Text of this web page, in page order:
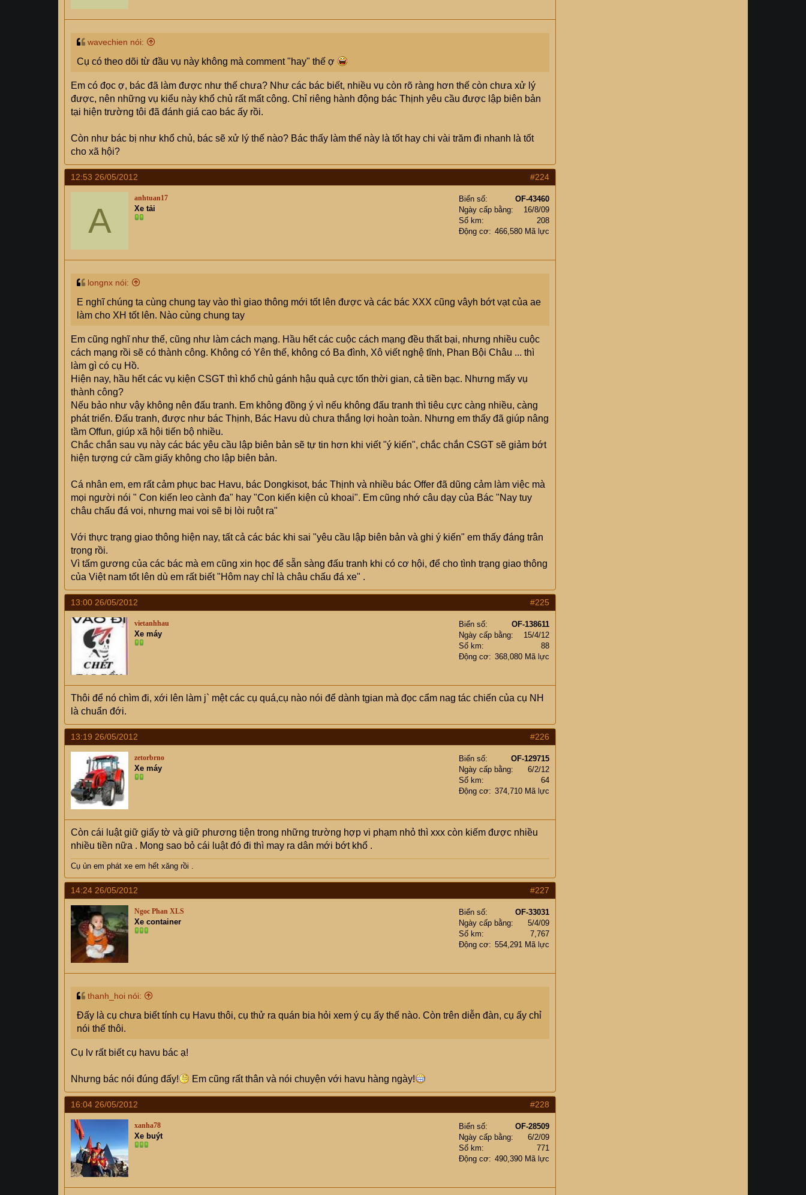
wavechien nói:
Cụ có theo dõi từ đầu vụ này không mà comment "hay" thế ợ
Em có đọc ợ, bác đã làm được như thế chưa? Như các bác biết, nhiều vụ còn rõ ràng hơn thế còn chưa xử lý
được, nên những vụ kiểu này khổ chủ rất mất công. Chỉ riêng hành động bác Thịnh yêu cầu được lập biên bản
tại hiện trường tôi đã đánh giá cao bác ấy rồi.
Còn như bác bị như khổ chủ, bác sẽ xử lý thế nào? Bác thấy làm thế này là tốt hay chi vài trăm đi nhanh là tốt
cho xã hội?
12:53 26/05/2012 #224
A
anhtuan17
Xe tải
Biển số
OF-43460
Ngày cấp bằng
16/8/09
Số km
208
Động cơ
466,580 Mã lực
longnx nói:
E nghĩ chúng ta cùng chung tay vào thì giao thông mới tốt lên được và các bác XXX cũng vâyh bớt vạt của ae
làm cho XH tốt lên. Nào cùng chung tay
Em cũng nghĩ như thế, cũng như làm cách mạng. Hầu hết các cuộc cách mạng đều thất bại, nhưng nhiều cuộc
cách mạng rồi sẽ có thành công. Không có Yên thế, không có Ba đình, Xô viết nghệ tĩnh, Phan Bội Châu ... thì
làm gì có cụ Hồ.
Hiện nay, hầu hết các vụ kiện CSGT thì khổ chủ gánh hậu quả cực tốn thời gian, cả tiền bạc. Nhưng mấy vụ
thành công?
Nếu bảo như vậy không nên đấu tranh. Em không đồng ý vì nếu không đấu tranh thì tiêu cực càng nhiều, càng
phát triển. Đấu tranh, được như bác Thịnh, Bác Havu dù chưa thắng lợi hoàn toàn. Nhưng em thấy đã giúp nâng
tầm Offun, giúp xã hội tiến bộ nhiều.
Chắc chắn sau vụ này các bác yêu cầu lập biên bản sẽ tự tin hơn khi viết "ý kiến", chắc chắn CSGT sẽ giảm bớt
hiện tượng cứ cầm giấy không cho lập biên bản.
Cá nhân em, em rất cảm phục bac Havu, bác Dongkisot, bác Thịnh và nhiều bác Offer đã dũng cảm làm việc mà
mọi người nói " Con kiến leo cành đa" hay "Con kiến kiện củ khoai". Em cũng nhớ câu dạy của Bác "Nay tuy
châu chấu đá voi, nhưng mai voi sẽ bị lòi ruột ra"
Với thực trạng giao thông hiện nay, tất cả các bác khi sai "yêu cầu lập biên bản và ghi ý kiến" em thấy đáng trân
trọng rồi.
Vì tấm gương của các bác mà em cũng xin học để sẵn sàng đấu tranh khi có cơ hội, để cho tình trạng giao thông
của Việt nam tốt lên dù em rất biết "Hôm nay chỉ là châu chấu đá xe" .
13:00 26/05/2012 #225
vietanhhau
Xe máy
Biển số
OF-138611
Ngày cấp bằng
15/4/12
Số km
88
Động cơ
368,080 Mã lực
Thôi để nó chìm đi, xới lên làm j` mệt các cụ quá,cụ nào nói để dành tgian mà đọc cẩm nag tác chiến của cụ NH
là chuẩn đới.
13:19 26/05/2012 #226
zetorbrno
Xe máy
Biển số
OF-129715
Ngày cấp bằng
6/2/12
Số km
64
Động cơ
374,710 Mã lực
Còn cái luật giữ giấy tờ và giữ phương tiện trong những trường hợp vi phạm nhỏ thì xxx còn kiếm được nhiều
nhiều tiền nữa . Mong sao bỏ cái luật đó đi thì may ra dân mới bớt khổ .
Cụ ủn em phát xe em hết xăng rồi .
14:24 26/05/2012 #227
Ngoc Phan XLS
Xe container
Biển số
OF-33031
Ngày cấp bằng
5/4/09
Số km
7,767
Động cơ
554,291 Mã lực
thanh_hoi nói:
Đấy là cụ chưa biết tính cụ Havu thôi, cụ thử ra quán bia hỏi xem ý cụ ấy thế nào. Còn trên diễn đàn, cụ ấy chỉ
nói thế thôi.
Cụ lv rất biết cụ havu bác ạ!
Nhưng bác nói đúng đấy! Em cũng rất thân và nói chuyện với havu hàng ngày!
16:04 26/05/2012 #228
xanha78
Xe buýt
Biển số
OF-28509
Ngày cấp bằng
6/2/09
Số km
771
Động cơ
490,390 Mã lực